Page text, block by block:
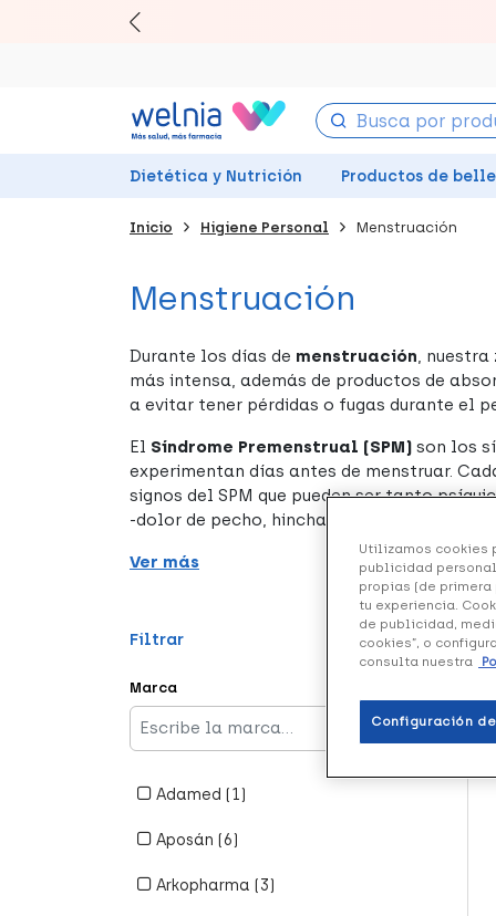
Canjea
Dietética y Nutrición Productos de
Inicio Higiene Personal Menstruación
Menstruación
Durante los días de menstruación, nuestra
más intensa, además de productos de
a evitar tener pérdidas o fugas durante el
El Síndrome Premenstrual (SPM) son los
experimentan días antes de menstruar.
signos del SPM que pueden ser tanto
-dolor de pecho, hinchazón abdominal,
Ver más
Filtrar
Marca
Adamed (1)
Aposán (6)
Arkopharma (3)
Utilizamos cookies
publicidad
propias (de
tu experiencia.
de publicidad,
cookies”, o
consulta nuestra
Configuración